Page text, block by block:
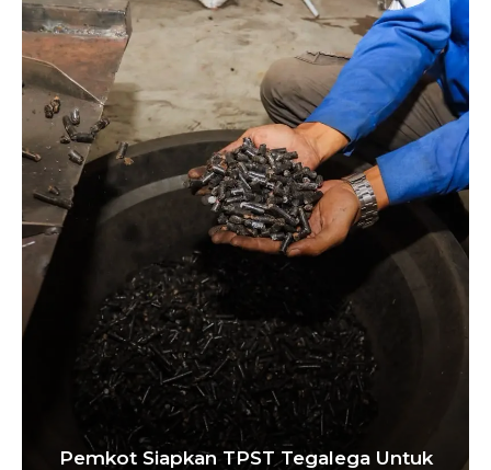
Pemkot Siapkan TPST Tegalega Untuk